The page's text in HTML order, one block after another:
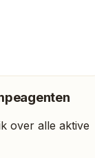
over alle aktive